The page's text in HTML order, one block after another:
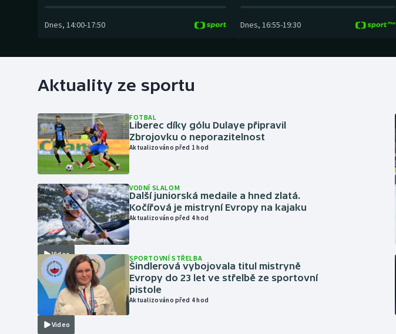
Dnes, 14:00-17:50 Dnes, 16:55-19:30
Aktuality ze sportu
FOTBAL
Liberec díky gólu Dulaye připravil
Zbrojovku o neporazitelnost
Aktualizováno před 1 hod
Video
VODNÍ SLALOM
Další juniorská medaile a hned zlatá.
Kočířová je mistryní Evropy na kajaku
Aktualizováno před 4 hod
Video
SPORTOVNÍ STŘELBA
Šindlerová vybojovala titul mistryně
Evropy do 23 let ve střelbě ze sportovní
pistole
Aktualizováno před 4 hod